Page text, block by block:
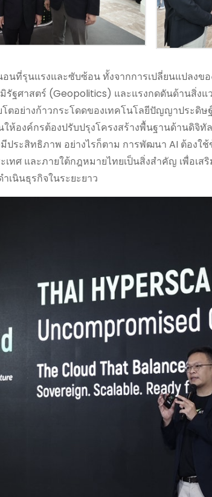
นที่รุนแรงและซับซ้อน ทั้งจากการเปลี่ยนแปลงข
รัฐศาสตร์ (Geopolitics) และแรงกดดันด้านสิ่ง
ตอย่างก้าวกระโดดของเทคโนโลยีปัญญาประดิ
ห้องค์กรต้องปรับปรุงโครงสร้างพื้นฐานด้านดิจิ
ประสิทธิภาพ อย่างไรก็ตาม การพัฒนา AI ต้อง
ทศ และภายใต้กฎหมายไทยเป็นสิ่งสำคัญ เพื่อเส
เนินธุรกิจในระยะยาว